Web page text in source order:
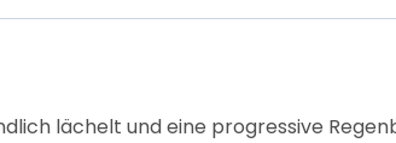
lächelt und eine progressive